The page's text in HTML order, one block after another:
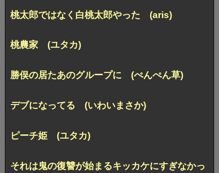
桃太郎ではなく白桃太郎やった (aris)
桃農家 (ユタカ)
勝俣の居たあのグループに (ぺんぺん草)
デブになってる (いわいまさか)
ピーチ姫 (ユタカ)
それは鬼の復讐が始まるキッカケにすぎなかっ